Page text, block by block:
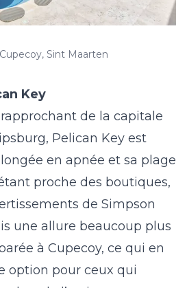
Sint Maarten
Key
rapprochant de la capitale
Pelican Key est
en apnée et sa plage
proche des boutiques,
de Simpson
une allure beaucoup plus
à Cupecoy, ce qui en
option pour ceux qui